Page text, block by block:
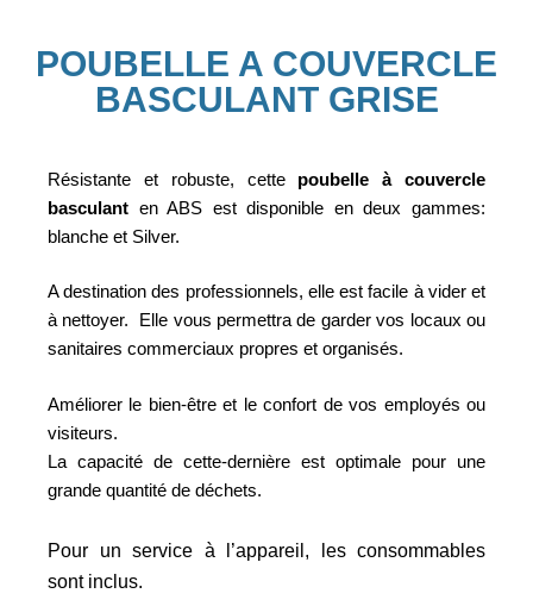
POUBELLE A COUVERCLE
BASCULANT GRISE
Résistante et robuste, cette poubelle à couvercle
basculant en ABS est disponible en deux gammes:
blanche et Silver.
A destination des professionnels, elle est facile à vider et
à nettoyer. Elle vous permettra de garder vos locaux ou
sanitaires commerciaux propres et organisés.
Améliorer le bien-être et le confort de vos employés ou
visiteurs.
La capacité de cette-dernière est optimale pour une
grande quantité de déchets.
Pour un service à l’appareil, les consommables
sont inclus.